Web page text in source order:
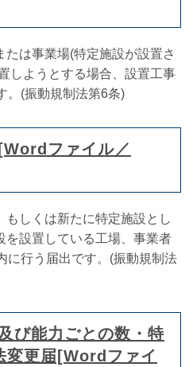
は事業場(特定施設が設置さ
しようとする場合、設置工事
。(振動規制法第6条)
ファイル／
しくは新たに特定施設とし
を設置している工場、事業者
に行う届出です。(振動規制法
び能力ごとの数・特
変更届[Wordファイ